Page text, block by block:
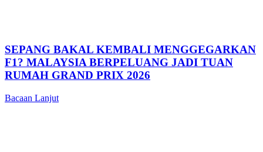
SEPANG BAKAL KEMBALI MENGGEGARKAN
F1? MALAYSIA BERPELUANG JADI TUAN
RUMAH GRAND PRIX 2026
Bacaan Lanjut